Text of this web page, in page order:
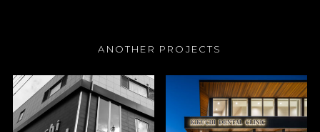
ANOTHER PROJECTS